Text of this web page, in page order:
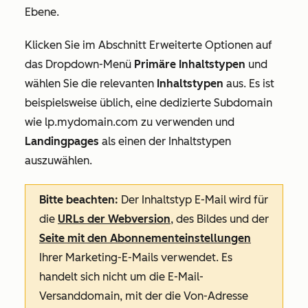
Ebene.
Klicken Sie im Abschnitt Erweiterte Optionen auf
das Dropdown-Menü Primäre Inhaltstypen und
wählen Sie die relevanten Inhaltstypen aus. Es ist
beispielsweise üblich, eine dedizierte Subdomain
wie lp.mydomain.com zu verwenden und
Landingpages als einen der Inhaltstypen
auszuwählen.
Bitte beachten: Der Inhaltstyp E-Mail wird für
die URLs der Webversion, des Bildes und der
Seite mit den Abonnementeinstellungen
Ihrer Marketing-E-Mails verwendet. Es
handelt sich nicht um die E-Mail-
Versanddomain, mit der die Von-Adresse